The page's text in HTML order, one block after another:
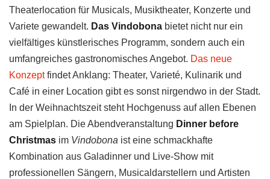
Theaterlocation für Musicals, Musiktheater, Konzerte und
Variete gewandelt. Das Vindobona bietet nicht nur ein
vielfältiges künstlerisches Programm, sondern auch ein
umfangreiches gastronomisches Angebot. Das neue
Konzeptfindet Anklang: Theater, Varieté, Kulinarik und
Café in einer Location gibt es sonst nirgendwo in der Stadt.
In der Weihnachtszeit steht Hochgenuss auf allen Ebenen
am Spielplan. Die Abendveranstaltung Dinner before
Christmas im Vindobona ist eine schmackhafte
Kombination aus Galadinner und Live-Show mit
professionellen Sängern, Musicaldarstellern und Artisten